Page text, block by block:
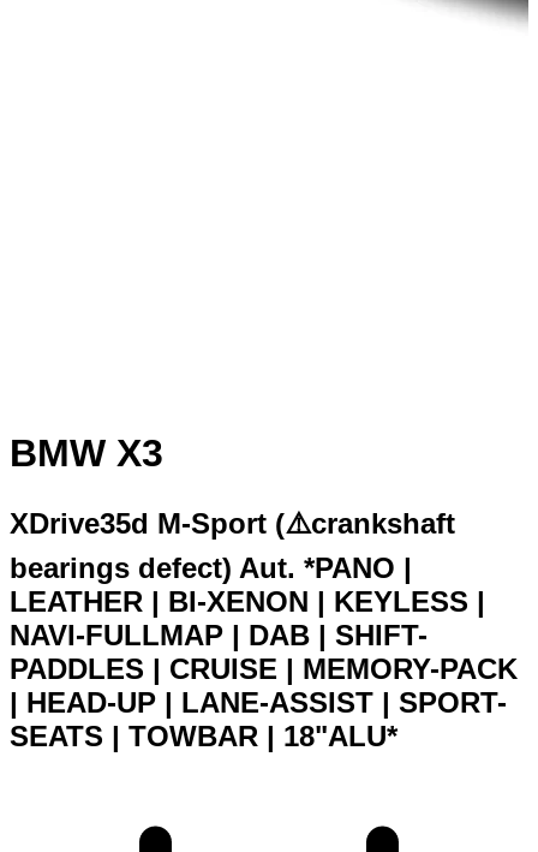
BMW X3
XDrive35d M-Sport (⚠️crankshaft
bearings defect) Aut. *PANO |
LEATHER | BI-XENON | KEYLESS |
NAVI-FULLMAP | DAB | SHIFT-
PADDLES | CRUISE | MEMORY-PACK
| HEAD-UP | LANE-ASSIST | SPORT-
SEATS | TOWBAR | 18"ALU*